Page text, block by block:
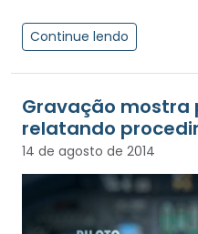
Continue lendo
Gravação mostra
relatando
14 de agosto de 2014